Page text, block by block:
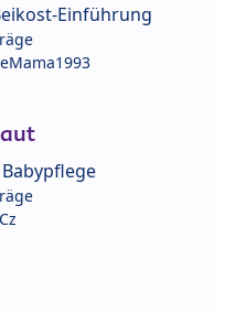
Einführung